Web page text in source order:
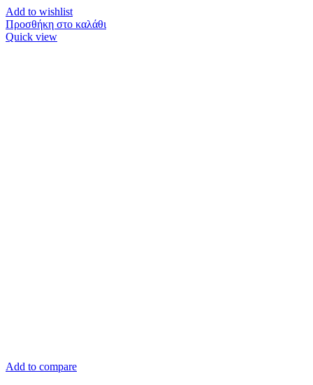
Add to wishlist
Προσθήκη στο καλάθι
Quick view
Add to compare